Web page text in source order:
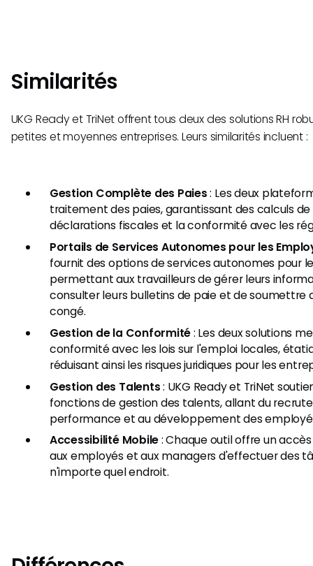
Similarités
UKG Ready et TriNet offrent tous deux des solutions RH
petites et moyennes entreprises. Leurs similarités incluent :
Gestion Complète des Paies: Les deux
traitement des paies, garantissant des calculs de
déclarations fiscales et la conformité avec les
Portails de Services Autonomes pour les
fournit des options de services autonomes pour
permettant aux travailleurs de gérer leurs
consulter leurs bulletins de paie et de soumettre
congé.
Gestion de la Conformité: Les deux solutions
conformité avec les lois sur l'emploi locales,
réduisant ainsi les risques juridiques pour les
Gestion des Talents: UKG Ready et TriNet
fonctions de gestion des talents, allant du
performance et au développement des
Accessibilité Mobile: Chaque outil offre un
aux employés et aux managers d'effectuer des
n'importe quel endroit.